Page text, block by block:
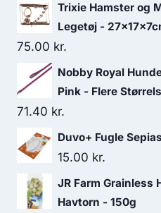
Trixie Hamster og
Legetøj -
75.00 kr.
Nobby Royal
Pink - Flere
71.40 kr.
Duvo+ Fugle
15.00 kr.
JR Farm Grainless
Havtorn - 150g